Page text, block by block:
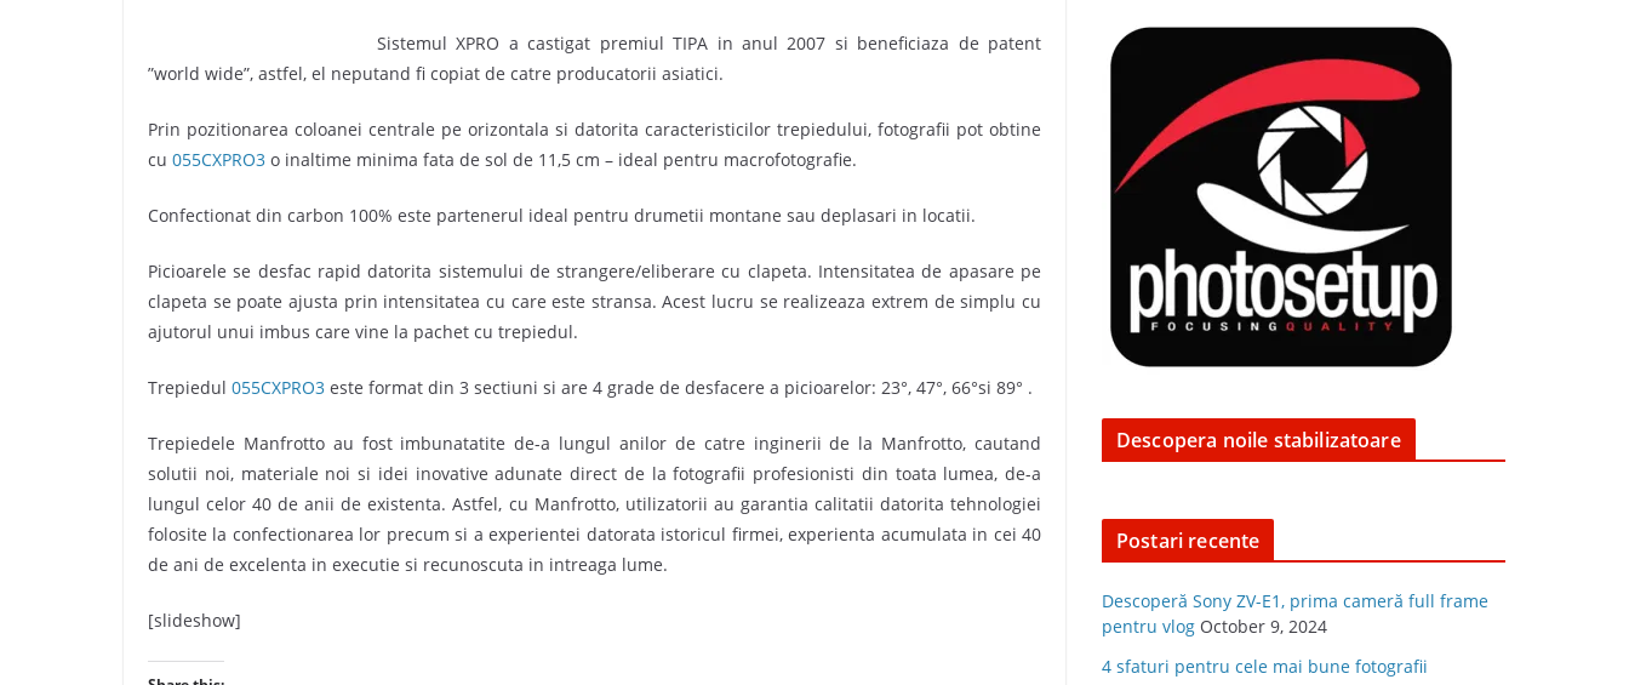
Sistemul XPRO a castigat premiul TIPA in anul 2007 si beneficiaza de patent
”world wide”, astfel, el neputand fi copiat de catre producatorii asiatici.
Prin pozitionarea coloanei centrale pe orizontala si datorita caracteristicilor trepiedului, fotografii pot obtine
cu 055CXPRO3 o inaltime minima fata de sol de 11,5 cm – ideal pentru macrofotografie.
Confectionat din carbon 100% este partenerul ideal pentru drumetii montane sau deplasari in locatii.
Picioarele se desfac rapid datorita sistemului de strangere/eliberare cu clapeta. Intensitatea de apasare pe
clapeta se poate ajusta prin intensitatea cu care este stransa. Acest lucru se realizeaza extrem de simplu cu
ajutorul unui imbus care vine la pachet cu trepiedul.
Trepiedul 055CXPRO3 este format din 3 sectiuni si are 4 grade de desfacere a picioarelor: 23°, 47°, 66°si 89° .
Trepiedele Manfrotto au fost imbunatatite de-a lungul anilor de catre inginerii de la Manfrotto, cautand
solutii noi, materiale noi si idei inovative adunate direct de la fotografii profesionisti din toata lumea, de-a
lungul celor 40 de anii de existenta. Astfel, cu Manfrotto, utilizatorii au garantia calitatii datorita tehnologiei
folosite la confectionarea lor precum si a experientei datorata istoricul firmei, experienta acumulata in cei 40
de ani de excelenta in executie si recunoscuta in intreaga lume.
[slideshow]
Descopera noile stabilizatoare
Postari recente
Descoperă Sony ZV-E1, prima cameră full frame
pentru vlog October 9, 2024
4 sfaturi pentru cele mai bune fotografii